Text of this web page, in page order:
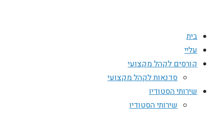
בית
עליי
קורסים לקהל מקצועי
סדנאות לקהל מקצועי
שירותי הסטודיו
שירותי הסטודיו